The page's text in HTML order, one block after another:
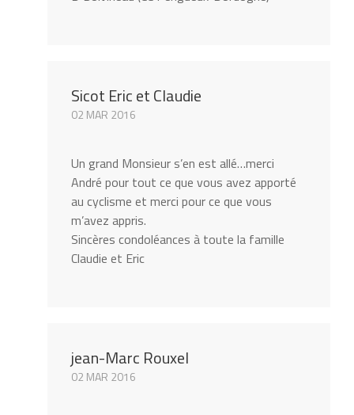
Sicot Eric et Claudie
02 MAR 2016
Un grand Monsieur s’en est allé…merci
André pour tout ce que vous avez apporté
au cyclisme et merci pour ce que vous
m’avez appris.
Sincères condoléances à toute la famille
Claudie et Eric
jean-Marc Rouxel
02 MAR 2016